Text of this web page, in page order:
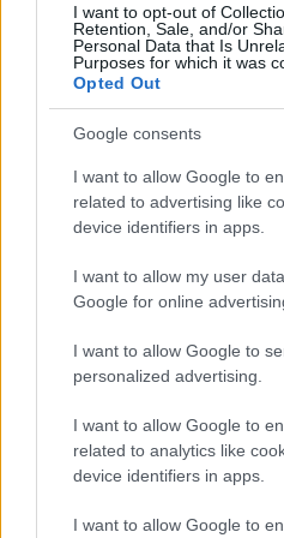
I want to opt-out of
Retention, Sale, and/or
Personal Data that Is
Purposes for which it was
Opted Out
Google consents
I want to allow Google to
related to advertising like
device identifiers in apps.
I want to allow my user
Google for online
I want to allow Google to
personalized advertising.
I want to allow Google to
related to analytics like
device identifiers in apps.
I want to allow Google to
Film Dráma Színészek
VÁLHATTÁL